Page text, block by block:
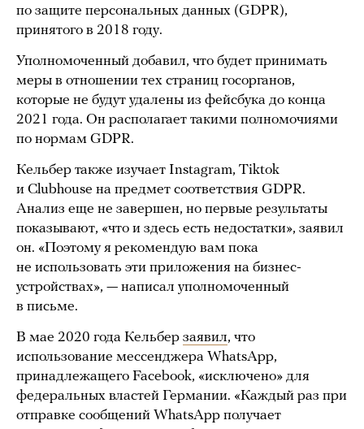
по защите персональных данных (GDPR),
принятого в 2018 году.
Уполномоченный добавил, что будет принимать
меры в отношении тех страниц госорганов,
которые не будут удалены из фейсбука до конца
2021 года. Он располагает такими полномочиями
по нормам GDPR.
Кельбер также изучает Instagram, Tiktok
и Clubhouse на предмет соответствия GDPR.
Анализ еще не завершен, но первые результаты
показывают, «что и здесь есть недостатки», заявил
он. «Поэтому я рекомендую вам пока
не использовать эти приложения на бизнес-
устройствах», — написал уполномоченный
в письме.
В мае 2020 года Кельбер заявил, что
использование мессенджера WhatsApp,
принадлежащего Facebook, «исключено» для
федеральных властей Германии. «Каждый раз при
отправке сообщений WhatsApp получает